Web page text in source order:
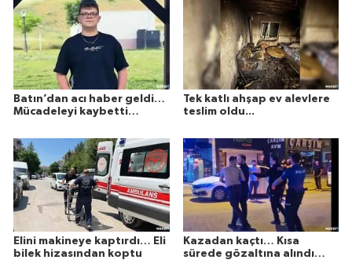
Batın’dan acı haber geldi…
Mücadeleyi kaybetti…
Tek katlı ahşap ev alevlere
teslim oldu...
Elini makineye kaptırdı… Eli
bilek hizasından koptu
Kazadan kaçtı… Kısa
sürede gözaltına alındı…